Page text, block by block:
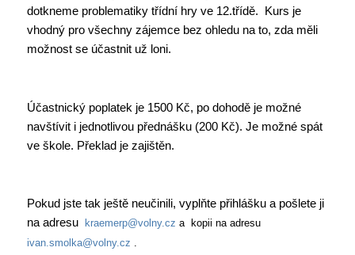
dotkneme problematiky třídní hry ve 12.třídě. Kurs je
vhodný pro všechny zájemce bez ohledu na to, zda měli
možnost se účastnit už loni.
Účastnický poplatek je 1500 Kč, po dohodě je možné
navštívit i jednotlivou přednášku (200 Kč). Je možné spát
ve škole. Překlad je zajištěn.
Pokud jste tak ještě neučinili, vyplňte přihlášku a pošlete ji
na adresu
kraemerp@volny.cz a kopii na adresu
ivan.smolka@volny.cz .